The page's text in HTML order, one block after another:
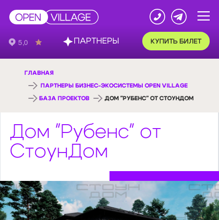
КУПИТЬ БИЛЕТ
ГЛАВНАЯ
ПАРТНЕРЫ БИЗНЕС-ЭКОСИСТЕМЫ OPEN VILLAGE
БАЗА ПРОЕКТОВ ДОМ "РУБЕНС" ОТ СТОУНДОМ
Дом "Рубенс" от
СтоунДом